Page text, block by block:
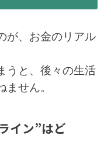
が、お金のリアル
うと、後々の生活
せん。
イン”はど